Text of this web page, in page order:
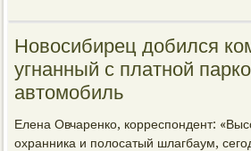
Новосибирец добился
угнанный с платной
автомобиль
Елена Овчаренко, корреспондент:
охранника и полосатый шлагбаум,